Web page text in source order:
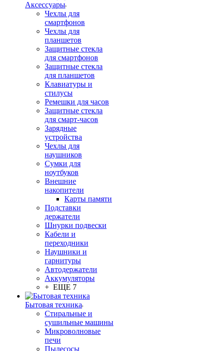
Аксессуары
Чехлы для
смартфонов
Чехлы для
планшетов
Защитные стекла
для смартфонов
Защитные стекла
для планшетов
Клавиатуры и
стилусы
Ремешки для часов
Защитные стекла
для смарт-часов
Зарядные
устройства
Чехлы для
наушников
Сумки для
ноутбуков
Внешние
накопители
Карты памяти
Подставки
держатели
Шнурки подвески
Кабели и
переходники
Наушники и
гарнитуры
Автодержатели
Аккумуляторы
+ ЕЩЕ 7
Бытовая техника
Стиральные и
сушильные машины
Микроволновые
печи
Пылесосы